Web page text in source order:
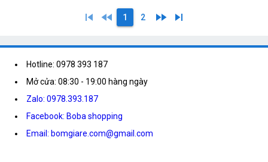
skip_previous fast_rewind 1 2 fast_forward skip_next
Hotline: 0978 393 187
Mở cửa: 08:30 - 19:00 hàng ngày
Zalo: 0978.393.187
Facebook: Boba shopping
Email: bomgiare.com@gmail.com